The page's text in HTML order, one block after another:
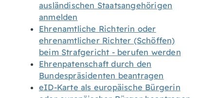
ausländischen Staatsangehörigen
anmelden
Ehrenamtliche Richterin oder
ehrenamtlicher Richter (Schöffen)
beim Strafgericht - berufen werden
Ehrenpatenschaft durch den
Bundespräsidenten beantragen
eID-Karte als europäische Bürgerin